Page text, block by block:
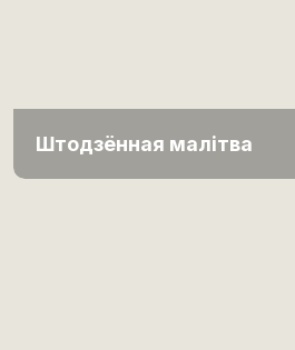
Штодзённая малітва